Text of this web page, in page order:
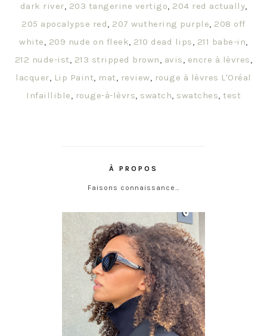
dark river, 203 tangerine vertigo, 204 red actually,
205 apocalypse red, 207 wuthering purple, 208 off
white, 209 nude on fleek, 210 dead lips, 211 babe-in,
212 nude-ist, 213 stripped brown, avis, encre à lèvres,
lacquer, Lip Paint, mat, review, rouge à lèvres L'Oréal
Infaillible, rouge-à-lèvrs, swatch, swatches, test
À PROPOS
Faisons connaissance…